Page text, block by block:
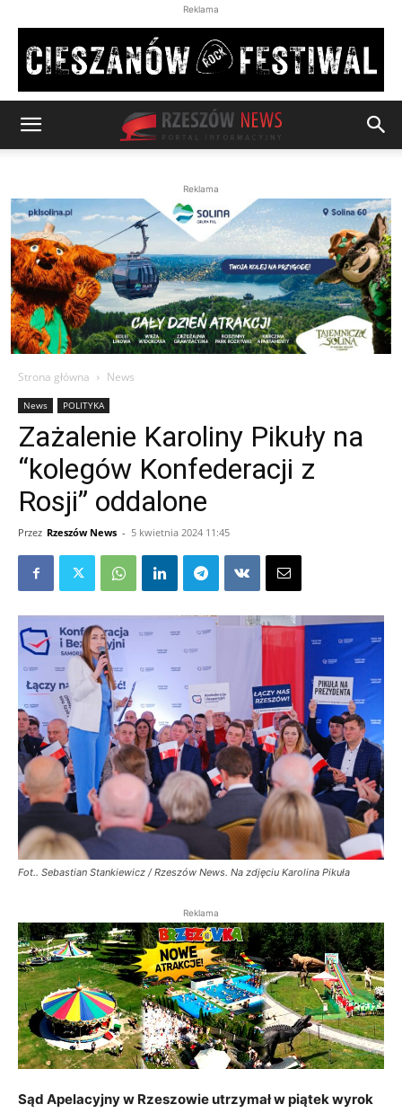
Reklama
Reklama
Strona główna News
News POLITYKA
Zażalenie Karoliny Pikuły na
“kolegów Konfederacji z
Rosji” oddalone
Przez Rzeszów News - 5 kwietnia 2024 11:45
Fot.. Sebastian Stankiewicz / Rzeszów News. Na zdjęciu Karolina Pikuła
Reklama
Sąd Apelacyjny w Rzeszowie utrzymał w piątek wyrok